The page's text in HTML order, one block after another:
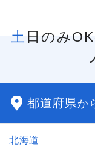
土日のみOKの介護職員基礎研修の求
都道府県か
北海道